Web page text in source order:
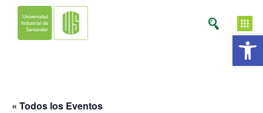
« Todos los Eventos